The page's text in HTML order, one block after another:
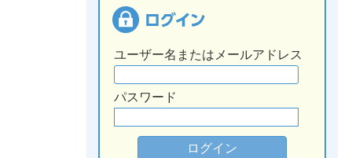
ユーザー名またはメールアドレス
パスワード